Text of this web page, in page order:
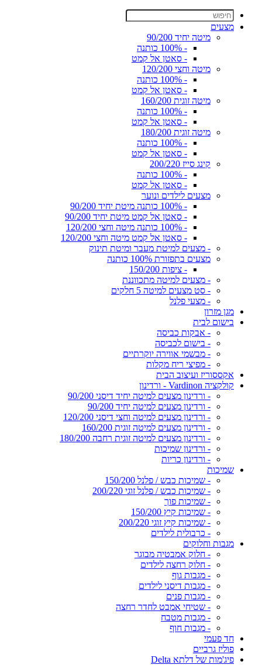
מצעים
מיטה יחיד 90/200
- 100% כותנה
- סאטן אל קמט
מיטה וחצי 120/200
- 100% כותנה
- סאטן אל קמט
מיטה זוגית 160/200
- 100% כותנה
- סאטן אל קמט
מיטה זוגית 180/200
- 100% כותנה
- סאטן אל קמט
קינג סייז 200/220
- 100% כותנה
- סאטן אל קמט
מצעים לילדים ונוער
- 100% כותנה מיטת יחיד 90/200
- סאטן אל קמט מיטת יחיד 90/200
- 100% כותנה מיטה וחצי 120/200
- סאטן אל קמט מיטה וחצי 120/200
- מצעים למיטת מעבר ומיטת תינוק
מצעים בתפזורת 100% כותנה
- ציפות 150/200
- מצעים למיטה מתכווננת
- סט מצעים למיטה 5 חלקים
- מצעי פלנל
מגן מזרון
בישום לבית
- אבקות כביסה
- בישום לכביסה
- מבשמי אווירה יוקרתיים
- מפיצי ריח מקלות
אקססוריז ועיצוב הבית
קולקציה Vardinon - ורדינון
- ורדינון מצעים למיטה יחיד דיסני 90/200
- ורדינון מצעים למיטה יחיד 90/200
- ורדינון מצעים למיטה וחצי דיסני 120/200
- ורדינון מצעים למיטה זוגית 160/200
- ורדינון מצעים למיטה זוגית רחבה 180/200
- ורדינון שמיכות
- ורדינון כריות
שמיכות
- שמיכות כבש / פלנל 150/200
- שמיכות כבש / פלנל זוגי 200/220
- שמיכות פוך
- שמיכות קיץ 150/200
- שמיכות קיץ זוגי 200/220
- כרבולית לילדים
מגבות וחלוקים
- חלוק אמבטיה מבוגר
- חלוק רחצה לילדים
- מגבות גוף
- מגבות דיסני לילדים
- מגבות פנים
- שטיחי אמבט לחדר רחצה
- מגבות מטבח
- מגבות חוף
חד פעמי
פוליז גרביים
פיג'מות של דלתא Delta